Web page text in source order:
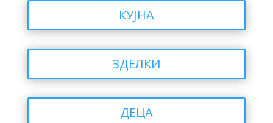
КУЈНА
ЗДЕЛКИ
ДЕЦА